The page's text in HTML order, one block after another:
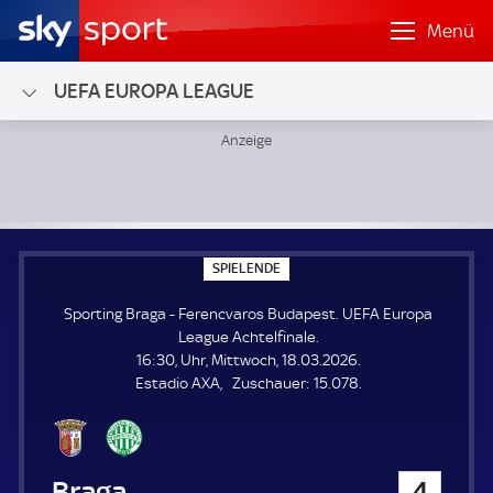
Menü
UEFA EUROPA LEAGUE
SPIELENDE
P
E
L
E
N
E
Sporting Braga - Ferencvaros Budapest. UEFA Europa
League Achtelfinale.
16:30, Uhr, Mittwoch, 18.03.2026.
Estadio AXA
Zuschauer: Z
15.078.